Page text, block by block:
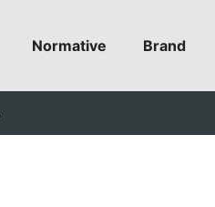
Normative Brand